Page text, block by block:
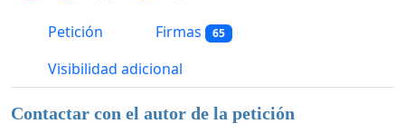
Petición Firmas 65
Visibilidad adicional
Contactar con el autor de la petición